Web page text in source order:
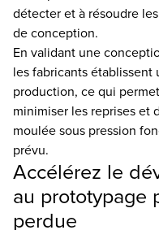
détecter et à résoudre
de conception.
En validant une
les fabricants établissent
production, ce qui
minimiser les reprises et
moulée sous pression
prévu.
Accélérez le
au prototypage
perdue